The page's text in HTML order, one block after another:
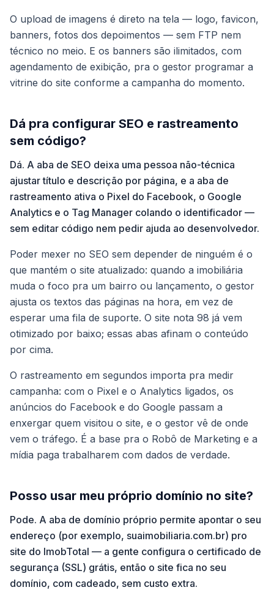
O upload de imagens é direto na tela — logo, favicon,
banners, fotos dos depoimentos — sem FTP nem
técnico no meio. E os banners são ilimitados, com
agendamento de exibição, pra o gestor programar a
vitrine do site conforme a campanha do momento.
Dá pra configurar SEO e rastreamento
sem código?
Dá. A aba de SEO deixa uma pessoa não-técnica
ajustar título e descrição por página, e a aba de
rastreamento ativa o Pixel do Facebook, o Google
Analytics e o Tag Manager colando o identificador —
sem editar código nem pedir ajuda ao desenvolvedor.
Poder mexer no SEO sem depender de ninguém é o
que mantém o site atualizado: quando a imobiliária
muda o foco pra um bairro ou lançamento, o gestor
ajusta os textos das páginas na hora, em vez de
esperar uma fila de suporte. O site nota 98 já vem
otimizado por baixo; essas abas afinam o conteúdo
por cima.
O rastreamento em segundos importa pra medir
campanha: com o Pixel e o Analytics ligados, os
anúncios do Facebook e do Google passam a
enxergar quem visitou o site, e o gestor vê de onde
vem o tráfego. É a base pra o Robô de Marketing e a
mídia paga trabalharem com dados de verdade.
Posso usar meu próprio domínio no site?
Pode. A aba de domínio próprio permite apontar o seu
endereço (por exemplo, suaimobiliaria.com.br) pro
site do ImobTotal — a gente configura o certificado de
segurança (SSL) grátis, então o site fica no seu
domínio, com cadeado, sem custo extra.